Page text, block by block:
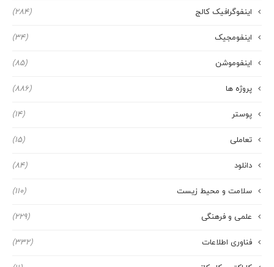
اینفوگرافیک کالج (284)
اینفومجیک (34)
اینفوموشن (85)
پروژه ها (886)
پوستر (14)
تعاملی (15)
دانلود (84)
سلامت و محیط زیست (110)
علمی و فرهنگی (229)
فناوری اطلاعات (332)